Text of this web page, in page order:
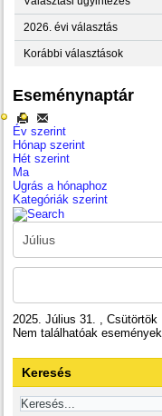
2026. évi választás
Korábbi választások
Eseménynaptár
Év szerint
Hónap szerint
Hét szerint
Ma
Ugrás a hónaphoz
Kategóriák szerint
2025. Július 31. , Csütörtök
Nem találhatóak események
Keresés